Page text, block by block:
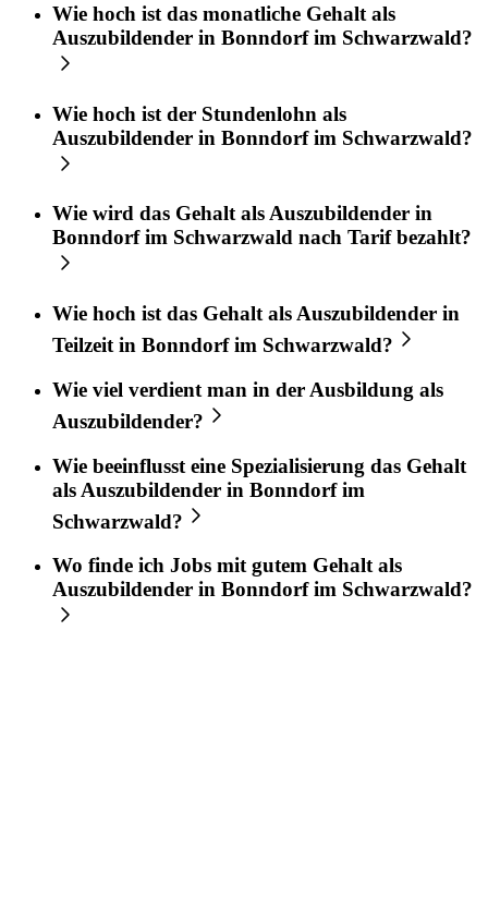
Wie hoch ist das monatliche Gehalt als
Auszubildender in Bonndorf im Schwarzwald?
Wie hoch ist der Stundenlohn als
Auszubildender in Bonndorf im Schwarzwald?
Wie wird das Gehalt als Auszubildender in
Bonndorf im Schwarzwald nach Tarif bezahlt?
Wie hoch ist das Gehalt als Auszubildender in
Teilzeit in Bonndorf im Schwarzwald?
Wie viel verdient man in der Ausbildung als
Auszubildender?
Wie beeinflusst eine Spezialisierung das Gehalt
als Auszubildender in Bonndorf im
Schwarzwald?
Wo finde ich Jobs mit gutem Gehalt als
Auszubildender in Bonndorf im Schwarzwald?